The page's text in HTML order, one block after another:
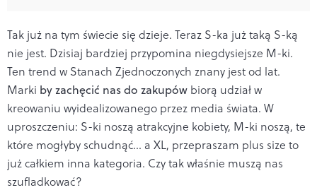
Tak już na tym świecie się dzieje. Teraz S-ka już taką S-ką
nie jest. Dzisiaj bardziej przypomina niegdysiejsze M-ki.
Ten trend w Stanach Zjednoczonych znany jest od lat.
Marki by zachęcić nas do zakupów biorą udział w
kreowaniu wyidealizowanego przez media świata. W
uproszczeniu: S-ki noszą atrakcyjne kobiety, M-ki noszą, te
które mogłyby schudnąć... a XL, przepraszam plus size to
już całkiem inna kategoria. Czy tak właśnie muszą nas
szufladkować?